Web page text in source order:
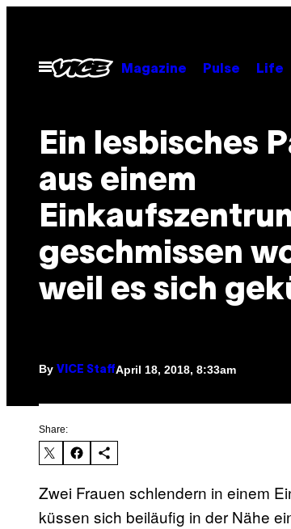
contentOpen
Menu
Magazine Pulse Life
Ein lesbisches
aus einem
geschmissen
weil es sich
By VICE StaffApril 18, 2018, 8:33am
Share:
Zwei Frauen schlendern in einem
küssen sich beiläufig in der Nähe